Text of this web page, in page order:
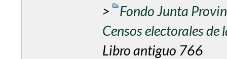
>
Fondo Junta
Censos electorales
Libro antiguo 766